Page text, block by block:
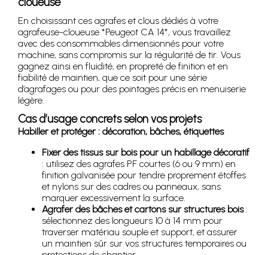
En choisissant ces agrafes et clous dédiés à votre
agrafeuse-cloueuse *Peugeot CA 14*, vous travaillez
avec des consommables dimensionnés pour votre
machine, sans compromis sur la régularité de tir. Vous
gagnez ainsi en fluidité, en propreté de finition et en
fiabilité de maintien, que ce soit pour une série
d’agrafages ou pour des pointages précis en menuiserie
légère.
Cas d’usage concrets selon vos projets
Habiller et protéger : décoration, bâches, étiquettes
Fixer des tissus sur bois pour un habillage décoratif
: utilisez des agrafes PF courtes (6 ou 9 mm) en
finition galvanisée pour tendre proprement étoffes
et nylons sur des cadres ou panneaux, sans
marquer excessivement la surface.
Agrafer des bâches et cartons sur structures bois:
sélectionnez des longueurs 10 à 14 mm pour
traverser matériau souple et support, et assurer
un maintien sûr sur vos structures temporaires ou